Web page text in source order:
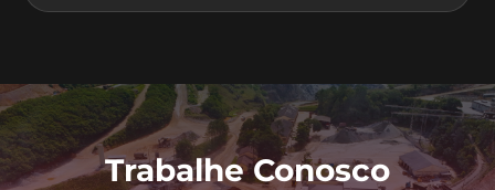
Trabalhe Conosco